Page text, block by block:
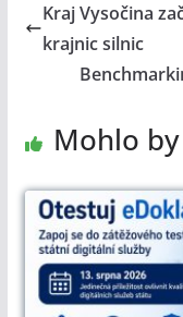
Kraj Vysočina
krajnic silnic
Mohlo